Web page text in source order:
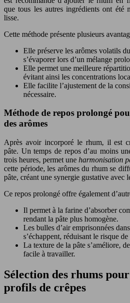
que tous les autres ingrédients ont été
lisse.
Cette méthode présente plusieurs
Elle préserve les arômes volatils
s’évaporer lors d’un mélange
Elle permet une meilleure
évitant ainsi les concentrations
Elle facilite l’ajustement de la
nécessaire.
Méthode de repos prolongé
des arômes
Après avoir incorporé le rhum, il est
pâte. Un temps de repos d’au moins
trois heures, permet une harmonisation
cette période, les arômes du rhum se
pâte, créant une synergie gustative avec
Ce repos prolongé offre également
Il permet à la farine d’absorber
rendant la pâte plus homogène.
Les bulles d’air emprisonnées
s’échappent, réduisant le risque de
La texture de la pâte s’améliore,
facile à travailler.
Sélection des rhums
profils de crêpes